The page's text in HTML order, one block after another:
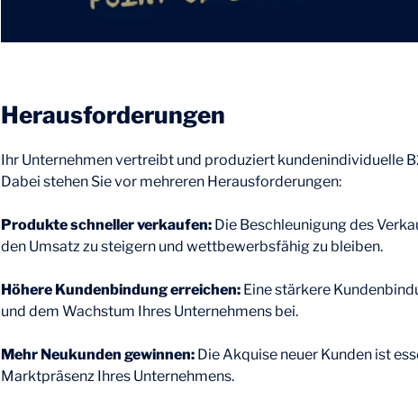
Herausforderungen
Ihr Unternehmen vertreibt und produziert kundenindividuelle
Dabei stehen Sie vor mehreren Herausforderungen:
Produkte schneller verkaufen: Die Beschleunigung des
den Umsatz zu steigern und wettbewerbsfähig zu bleiben.
Höhere Kundenbindung erreichen: Eine stärkere
und dem Wachstum Ihres Unternehmens bei.
Mehr Neukunden gewinnen: Die Akquise neuer Kunden ist
Marktpräsenz Ihres Unternehmens.